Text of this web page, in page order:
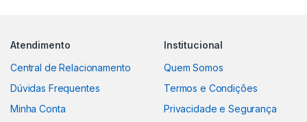
Atendimento
Central de Relacionamento
Dúvidas Frequentes
Minha Conta
Institucional
Quem Somos
Termos e Condições
Privacidade e Segurança